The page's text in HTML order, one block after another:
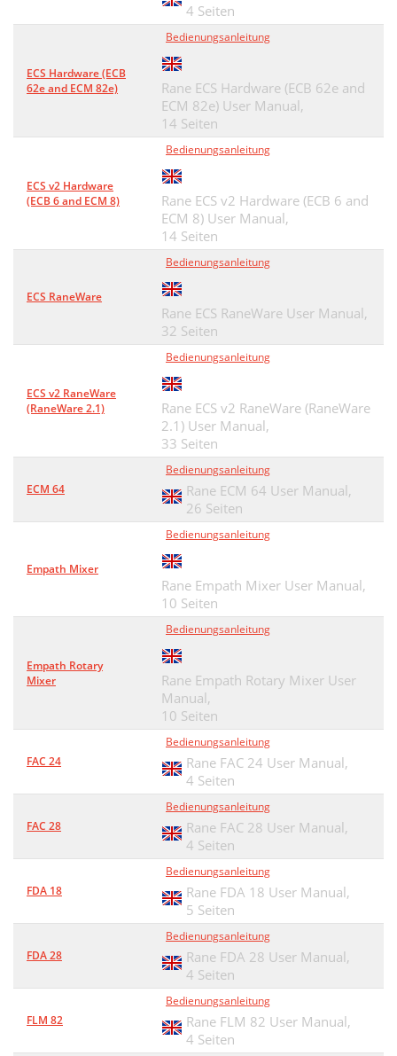
4 Seiten
ECS Hardware (ECB
62e and ECM 82e)
Bedienungsanleitung
Rane ECS Hardware (ECB 62e and
ECM 82e) User Manual,
14 Seiten
ECS v2 Hardware
(ECB 6 and ECM 8)
Bedienungsanleitung
Rane ECS v2 Hardware (ECB 6 and
ECM 8) User Manual,
14 Seiten
ECS RaneWare
Bedienungsanleitung
Rane ECS RaneWare User Manual,
32 Seiten
ECS v2 RaneWare
(RaneWare 2.1)
Bedienungsanleitung
Rane ECS v2 RaneWare (RaneWare
2.1) User Manual,
33 Seiten
ECM 64
Bedienungsanleitung
Rane ECM 64 User Manual,
26 Seiten
Empath Mixer
Bedienungsanleitung
Rane Empath Mixer User Manual,
10 Seiten
Empath Rotary
Mixer
Bedienungsanleitung
Rane Empath Rotary Mixer User
Manual,
10 Seiten
FAC 24
Bedienungsanleitung
Rane FAC 24 User Manual,
4 Seiten
FAC 28
Bedienungsanleitung
Rane FAC 28 User Manual,
4 Seiten
FDA 18
Bedienungsanleitung
Rane FDA 18 User Manual,
5 Seiten
FDA 28
Bedienungsanleitung
Rane FDA 28 User Manual,
4 Seiten
FLM 82
Bedienungsanleitung
Rane FLM 82 User Manual,
4 Seiten